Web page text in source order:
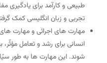
طبیعی و کارآمد برای یادگیری
تجربی و زبان انگلیسی کمک
مهارت های اجرائی و مهارت
انسانی برای رشد و تعامل
شوند. این مهارت ها به طور